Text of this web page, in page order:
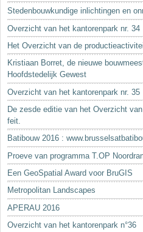
Stedenbouwkundige inlichtingen en
Overzicht van het kantorenpark nr. 34
Het Overzicht van de
Kristiaan Borret, de nieuwe
Hoofdstedelijk Gewest
Overzicht van het kantorenpark nr. 35
De zesde editie van het Overzicht
feit.
Batibouw 2016 :
Proeve van programma T.OP
Een GeoSpatial Award voor BruGIS
Metropolitan Landscapes
APERAU 2016
Overzicht van het kantorenpark n°36